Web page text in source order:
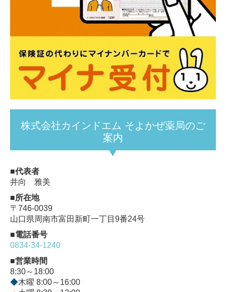
株式会社カインドエム そよかぜ薬局のご
案内
■代表者
井向 雅美
■所在地
〒746-0039
山口県周南市富田新町一丁目9番24号
■電話番号
0834-34-1240
■営業時間
8:30～18:00
◆木曜 8:00～16:00